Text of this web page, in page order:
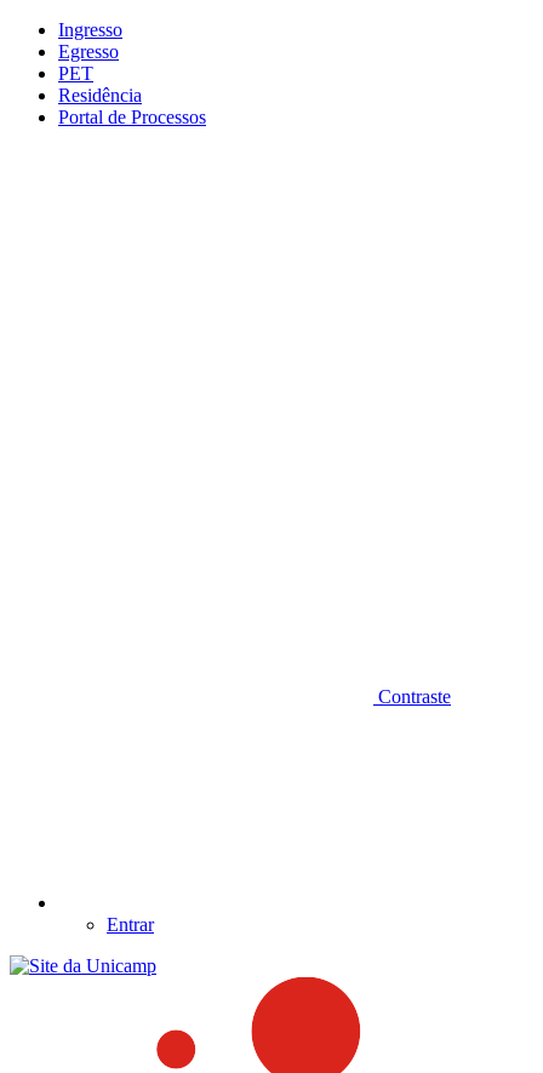
Conteúdo principal
Ingresso
Egresso
PET
Residência
Portal de Processos
Contraste
Entrar